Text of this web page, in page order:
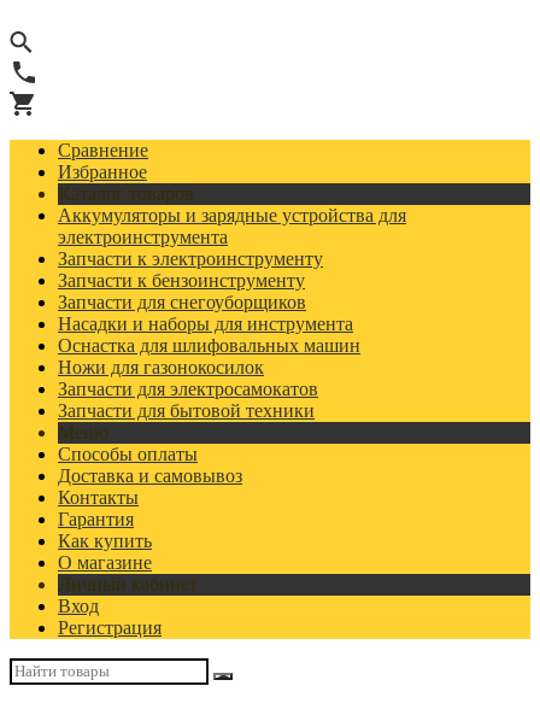
Сравнение
Избранное
Каталог товаров
Аккумуляторы и зарядные устройства для
электроинструмента
Запчасти к электроинструменту
Запчасти к бензоинструменту
Запчасти для снегоуборщиков
Насадки и наборы для инструмента
Оснастка для шлифовальных машин
Ножи для газонокосилок
Запчасти для электросамокатов
Запчасти для бытовой техники
Меню
Способы оплаты
Доставка и самовывоз
Контакты
Гарантия
Как купить
О магазине
Личный кабинет
Вход
Регистрация